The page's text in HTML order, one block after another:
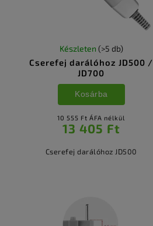
Cserefej darálóhoz JD500 /
JD700
Készleten (>5 db)
10 555 Ft ÁFA nélkül
13 405 Ft
Kosárba
Cserefej darálóhoz JD500